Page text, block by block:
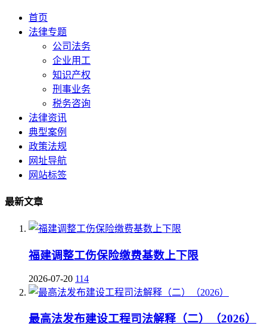
首页
法律专题
公司法务
企业用工
知识产权
刑事业务
税务咨询
法律资讯
典型案例
政策法规
网址导航
网站标签
最新文章
福建调整工伤保险缴费基数上下限
2026-07-20 114
最高法发布建设工程司法解释（二）（2026）